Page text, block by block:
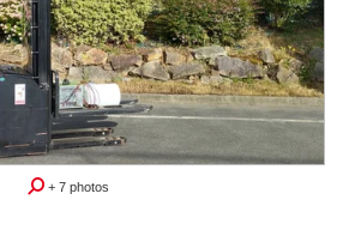
+ 7 photos